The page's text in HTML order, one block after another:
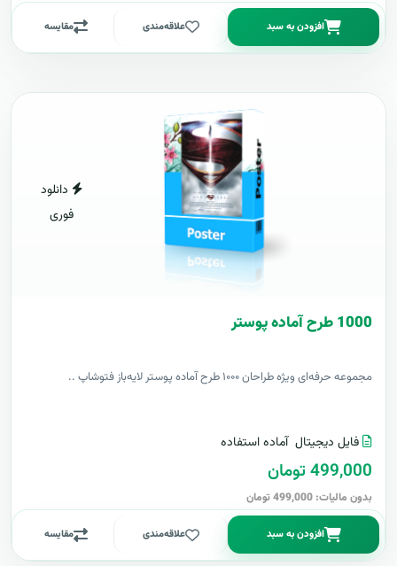
افزودن به سبد علاقه‌مندی مقایسه
دانلود
فوری
1000 طرح آماده پوستر
مجموعه حرفه‌ای ویژه طراحان ۱۰۰۰ طرح آماده پوستر لایه‌باز فتوشاپ ..
فایل دیجیتال آماده استفاده
499,000 تومان
بدون مالیات: 499,000 تومان
افزودن به سبد علاقه‌مندی مقایسه